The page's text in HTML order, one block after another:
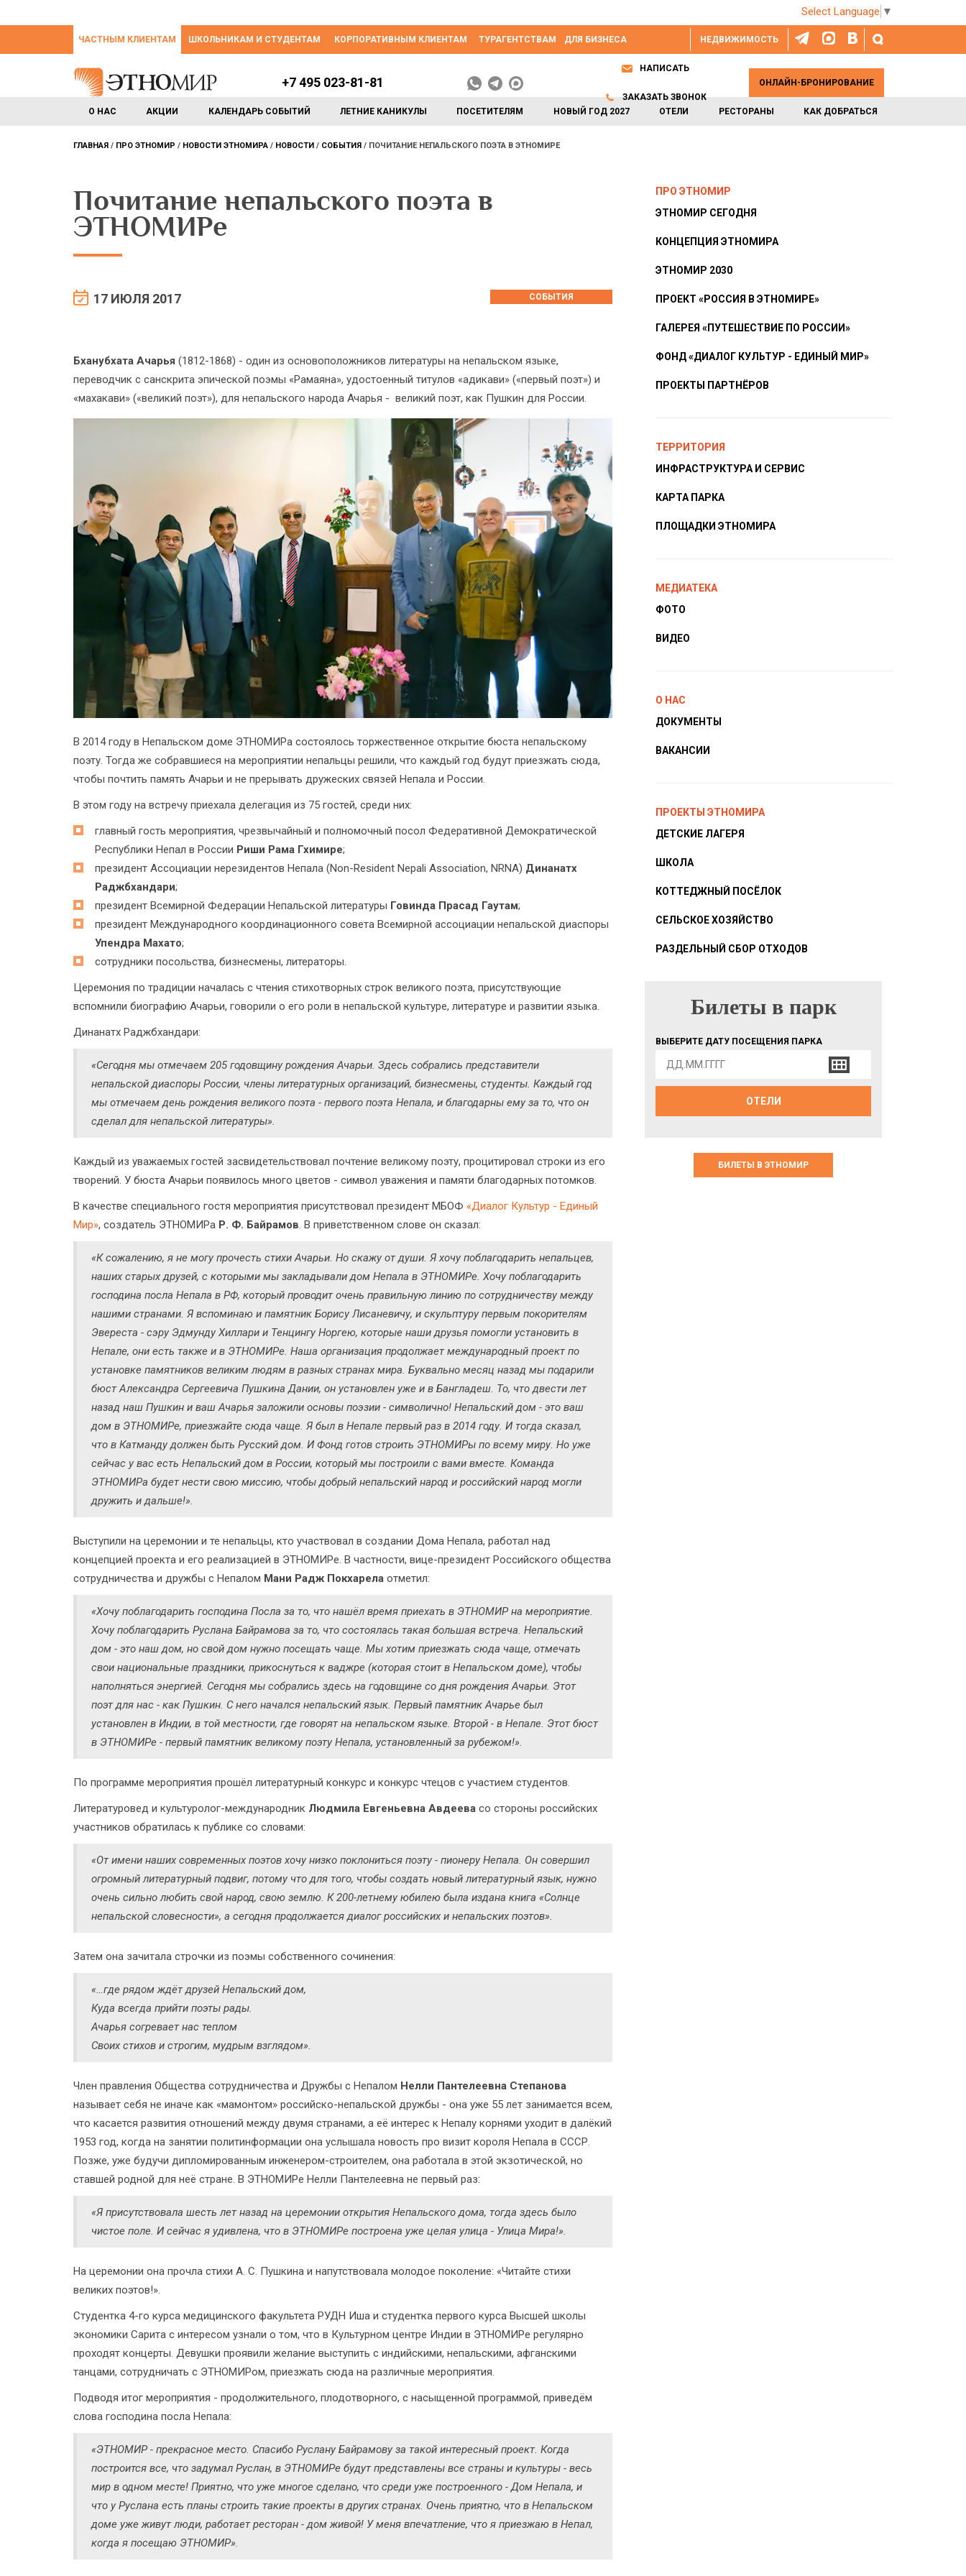
Select Language ▼
НЕДВИЖИМОСТЬ
ЧАСТНЫМ КЛИЕНТАМ ШКОЛЬНИКАМ И СТУДЕНТАМ КОРПОРАТИВНЫМ КЛИЕНТАМ ТУРАГЕНТСТВАМ ДЛЯ БИЗНЕСА
О НАС АКЦИИ КАЛЕНДАРЬ СОБЫТИЙ ЛЕТНИЕ КАНИКУЛЫ ПОСЕТИТЕЛЯМ НОВЫЙ ГОД 2027 ОТЕЛИ РЕСТОРАНЫ КАК ДОБРАТЬСЯ
+7 495 023-81-81
НАПИСАТЬ
ЗАКАЗАТЬ ЗВОНОК
ОНЛАЙН-БРОНИРОВАНИЕ
ГЛАВНАЯ ПРО ЭТНОМИР НОВОСТИ ЭТНОМИРА НОВОСТИ СОБЫТИЯ ПОЧИТАНИЕ НЕПАЛЬСКОГО ПОЭТА В ЭТНОМИРЕ
Почитание непальского поэта в
ЭТНОМИРе
17 ИЮЛЯ 2017 СОБЫТИЯ
Бханубхата Ачарья (1812-1868) - один из основоположников литературы на непальском языке,
переводчик с санскрита эпической поэмы «Рамаяна», удостоенный титулов «адикави» («первый поэт») и
«махакави» («великий поэт»), для непальского народа Ачарья - великий поэт, как Пушкин для России.
В 2014 году в Непальском доме ЭТНОМИРа состоялось торжественное открытие бюста непальскому
поэту. Тогда же собравшиеся на мероприятии непальцы решили, что каждый год будут приезжать сюда,
чтобы почтить память Ачарьи и не прерывать дружеских связей Непала и России.
В этом году на встречу приехала делегация из 75 гостей, среди них:
главный гость мероприятия, чрезвычайный и полномочный посол Федеративной Демократической
Республики Непал в России Риши Рама Гхимире;
президент Ассоциации нерезидентов Непала (Non-Resident Nepali Association, NRNA) Динанатх
Раджбхандари;
президент Всемирной Федерации Непальской литературы Говинда Прасад Гаутам;
президент Международного координационного совета Всемирной ассоциации непальской диаспоры
Упендра Махато;
сотрудники посольства, бизнесмены, литераторы.
Церемония по традиции началась с чтения стихотворных строк великого поэта, присутствующие
вспомнили биографию Ачарьи, говорили о его роли в непальской культуре, литературе и развитии языка.
Динанатх Раджбхандари:
«Сегодня мы отмечаем 205 годовщину рождения Ачарьи. Здесь собрались представители
непальской диаспоры России, члены литературных организаций, бизнесмены, студенты. Каждый год
мы отмечаем день рождения великого поэта - первого поэта Непала, и благодарны ему за то, что он
сделал для непальской литературы».
Каждый из уважаемых гостей засвидетельствовал почтение великому поэту, процитировал строки из его
творений. У бюста Ачарьи появилось много цветов - символ уважения и памяти благодарных потомков.
В качестве специального гостя мероприятия присутствовал президент МБОФ «Диалог Культур - Единый
Мир», создатель ЭТНОМИРа Р. Ф. Байрамов. В приветственном слове он сказал:
«К сожалению, я не могу прочесть стихи Ачарьи. Но скажу от души. Я хочу поблагодарить непальцев,
наших старых друзей, с которыми мы закладывали дом Непала в ЭТНОМИРе. Хочу поблагодарить
господина посла Непала в РФ, который проводит очень правильную линию по сотрудничеству между
нашими странами. Я вспоминаю и памятник Борису Лисаневичу, и скульптуру первым покорителям
Эвереста - сэру Эдмунду Хиллари и Тенцингу Норгею, которые наши друзья помогли установить в
Непале, они есть также и в ЭТНОМИРе. Наша организация продолжает международный проект по
установке памятников великим людям в разных странах мира. Буквально месяц назад мы подарили
бюст Александра Сергеевича Пушкина Дании, он установлен уже и в Бангладеш. То, что двести лет
назад наш Пушкин и ваш Ачарья заложили основы поэзии - символично! Непальский дом - это ваш
дом в ЭТНОМИРе, приезжайте сюда чаще. Я был в Непале первый раз в 2014 году. И тогда сказал,
что в Катманду должен быть Русский дом. И Фонд готов строить ЭТНОМИРы по всему миру. Но уже
сейчас у вас есть Непальский дом в России, который мы построили с вами вместе. Команда
ЭТНОМИРа будет нести свою миссию, чтобы добрый непальский народ и российский народ могли
дружить и дальше!».
Выступили на церемонии и те непальцы, кто участвовал в создании Дома Непала, работал над
концепцией проекта и его реализацией в ЭТНОМИРе. В частности, вице-президент Российского общества
сотрудничества и дружбы с Непалом Мани Радж Покхарела отметил:
«Хочу поблагодарить господина Посла за то, что нашёл время приехать в ЭТНОМИР на мероприятие.
Хочу поблагодарить Руслана Байрамова за то, что состоялась такая большая встреча. Непальский
дом - это наш дом, но свой дом нужно посещать чаще. Мы хотим приезжать сюда чаще, отмечать
свои национальные праздники, прикоснуться к ваджре (которая стоит в Непальском доме), чтобы
наполняться энергией. Сегодня мы собрались здесь на годовщине со дня рождения Ачарьи. Этот
поэт для нас - как Пушкин. С него начался непальский язык. Первый памятник Ачарье был
установлен в Индии, в той местности, где говорят на непальском языке. Второй - в Непале. Этот бюст
в ЭТНОМИРе - первый памятник великому поэту Непала, установленный за рубежом!».
По программе мероприятия прошёл литературный конкурс и конкурс чтецов с участием студентов.
Литературовед и культуролог-международник Людмила Евгеньевна Авдеева со стороны российских
участников обратилась к публике со словами:
«От имени наших современных поэтов хочу низко поклониться поэту - пионеру Непала. Он совершил
огромный литературный подвиг, потому что для того, чтобы создать новый литературный язык, нужно
очень сильно любить свой народ, свою землю. К 200-летнему юбилею была издана книга «Солнце
непальской словесности», а сегодня продолжается диалог российских и непальских поэтов».
Затем она зачитала строчки из поэмы собственного сочинения:
«…где рядом ждёт друзей Непальский дом,
Куда всегда прийти поэты рады.
Ачарья согревает нас теплом
Своих стихов и строгим, мудрым взглядом».
Член правления Общества сотрудничества и Дружбы с Непалом Нелли Пантелеевна Степанова
называет себя не иначе как «мамонтом» российско-непальской дружбы - она уже 55 лет занимается всем,
что касается развития отношений между двумя странами, а её интерес к Непалу корнями уходит в далёкий
1953 год, когда на занятии политинформации она услышала новость про визит короля Непала в СССР.
Позже, уже будучи дипломированным инженером-строителем, она работала в этой экзотической, но
ставшей родной для неё стране. В ЭТНОМИРе Нелли Пантелеевна не первый раз:
«Я присутствовала шесть лет назад на церемонии открытия Непальского дома, тогда здесь было
чистое поле. И сейчас я удивлена, что в ЭТНОМИРе построена уже целая улица - Улица Мира!».
На церемонии она прочла стихи А. С. Пушкина и напутствовала молодое поколение: «Читайте стихи
великих поэтов!».
Студентка 4-го курса медицинского факультета РУДН Иша и студентка первого курса Высшей школы
экономики Сарита с интересом узнали о том, что в Культурном центре Индии в ЭТНОМИРе регулярно
проходят концерты. Девушки проявили желание выступить с индийскими, непальскими, афганскими
танцами, сотрудничать с ЭТНОМИРом, приезжать сюда на различные мероприятия.
Подводя итог мероприятия - продолжительного, плодотворного, с насыщенной программой, приведём
слова господина посла Непала:
«ЭТНОМИР - прекрасное место. Спасибо Руслану Байрамову за такой интересный проект. Когда
построится все, что задумал Руслан, в ЭТНОМИРе будут представлены все страны и культуры - весь
мир в одном месте! Приятно, что уже многое сделано, что среди уже построенного - Дом Непала, и
что у Руслана есть планы строить такие проекты в других странах. Очень приятно, что в Непальском
доме уже живут люди, работает ресторан - дом живой! У меня впечатление, что я приезжаю в Непал,
когда я посещаю ЭТНОМИР».
ПРО ЭТНОМИР
ЭТНОМИР СЕГОДНЯ
КОНЦЕПЦИЯ ЭТНОМИРА
ЭТНОМИР 2030
ПРОЕКТ «РОССИЯ В ЭТНОМИРЕ»
ГАЛЕРЕЯ «ПУТЕШЕСТВИЕ ПО РОССИИ»
ФОНД «ДИАЛОГ КУЛЬТУР - ЕДИНЫЙ МИР»
ПРОЕКТЫ ПАРТНЁРОВ
ТЕРРИТОРИЯ
ИНФРАСТРУКТУРА И СЕРВИС
КАРТА ПАРКА
ПЛОЩАДКИ ЭТНОМИРА
МЕДИАТЕКА
ФОТО
ВИДЕО
О НАС
ДОКУМЕНТЫ
ВАКАНСИИ
ПРОЕКТЫ ЭТНОМИРА
ДЕТСКИЕ ЛАГЕРЯ
ШКОЛА
КОТТЕДЖНЫЙ ПОСЁЛОК
СЕЛЬСКОЕ ХОЗЯЙСТВО
РАЗДЕЛЬНЫЙ СБОР ОТХОДОВ
БИЛЕТЫ В ПАРК
Билеты в парк
ВЫБЕРИТЕ ДАТУ ПОСЕЩЕНИЯ ПАРКА
ОТЕЛИ
БИЛЕТЫ В ЭТНОМИР